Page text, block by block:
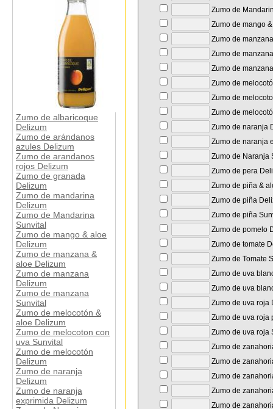
Zumo de albaricoque
Delizum
Zumo de arándanos
azules Delizum
Zumo de arandanos
rojos Delizum
Zumo de granada
Delizum
Zumo de mandarina
Delizum
Zumo de Mandarina
Sunvital
Zumo de mango & aloe
Delizum
Zumo de manzana &
aloe Delizum
Zumo de manzana
Delizum
Zumo de manzana
Sunvital
Zumo de melocotón &
aloe Delizum
Zumo de melocoton con
uva Sunvital
Zumo de melocotón
Delizum
Zumo de naranja
Delizum
Zumo de naranja
exprimida Delizum
Zumo de
Zumo de mango
Zumo de
Zumo de
Zumo de
Zumo de
Zumo de
Zumo de
Zumo de naranja
Zumo de naranja
Zumo de Naranja
Zumo de pera
Zumo de piña &
Zumo de piña
Zumo de piña
Zumo de pomelo
Zumo de tomate
Zumo de Tomate
Zumo de uva
Zumo de uva
Zumo de uva roja
Zumo de uva roja
Zumo de uva roja
Zumo de
Zumo de
Zumo de
Zumo de
Zumo de